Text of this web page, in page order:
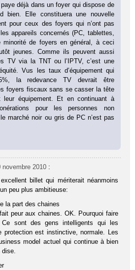
paye déjà dans un foyer qui dispose de
bien. Elle constituera une nouvelle
pour ceux des foyers qui n’ont pas
appareils concernés (PC, tablettes,
minorité de foyers en général, à ceci
jeunes. Comme ils peuvent aussi
TV via la TNT ou l’IPTV, c’est une
Vus les taux d’équipement qui
la redevance TV devrait être
foyers fiscaux sans se casser la tête
équipement. Et en continuant à
pour les personnes non
marché noir ou gris de PC n’est pas
novembre 2010 :
billet qui mériterait néanmoins
peu plus ambitieuse:
la part des chaines
peur aux chaines. OK. Pourquoi faire
Ce sont des gens intelligents qui les
protection est instinctive, normale. Les
model actuel qui continue à bien